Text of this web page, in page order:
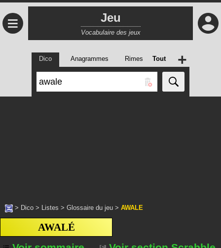
≡ Jeu
Vocabulaire des jeux
Dico Anagrammes Rimes Tout +
> Dico > Listes > Glossaire du jeu > AWALE
AWALÉ